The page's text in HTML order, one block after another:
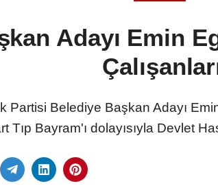
Adayı Emin
Partisi Belediye Başkan Adayı
Tıp Bayram'ı dolayısıyla Devlet